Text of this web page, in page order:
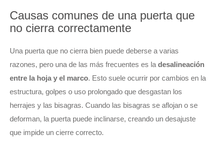
Causas comunes de una puerta que
no cierra correctamente
Una puerta que no cierra bien puede deberse a varias
razones, pero una de las más frecuentes es la desalineación
entre la hoja y el marco. Esto suele ocurrir por cambios en la
estructura, golpes o uso prolongado que desgastan los
herrajes y las bisagras. Cuando las bisagras se aflojan o se
deforman, la puerta puede inclinarse, creando un desajuste
que impide un cierre correcto.